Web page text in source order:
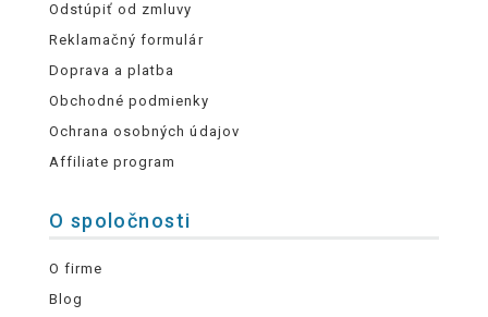
Odstúpiť od zmluvy
Reklamačný formulár
Doprava a platba
Obchodné podmienky
Ochrana osobných údajov
Affiliate program
O spoločnosti
O firme
Blog